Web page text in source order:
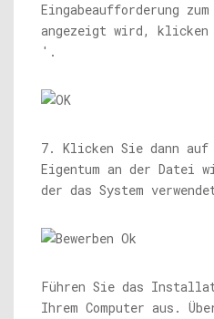
Eingabeaufforderung
angezeigt wird,
'.
7. Klicken Sie dann auf
Eigentum an der Datei
der das System
Führen Sie das
Ihrem Computer aus.